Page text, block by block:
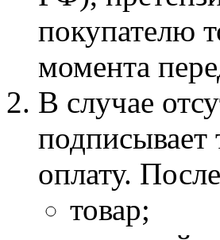
покупателю
момента
В случае
оплату.
товар;